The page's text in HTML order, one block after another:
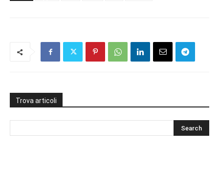
Trova articoli